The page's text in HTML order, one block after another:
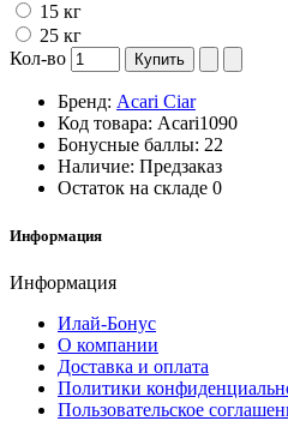
15 кг
25 кг
Кол-во
Купить
Бренд: Acari Ciar
Код товара: Acari1090
Бонусные баллы: 22
Наличие: Предзаказ
Остаток на складе 0
Информация
Информация
Илай-Бонус
О компании
Доставка и оплата
Политики
Пользовательское